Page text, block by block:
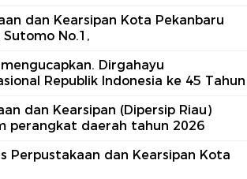
dan Kearsipan Kota Pekanbaru
No.1,
Dirgahayu
Republik Indonesia ke 45 Tahun
dan Kearsipan (Dipersip Riau)
perangkat daerah tahun 2026
Perpustakaan dan Kearsipan Kota